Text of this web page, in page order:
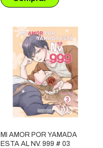
MI AMOR POR YAMADA
ESTA AL NV. 999 # 03